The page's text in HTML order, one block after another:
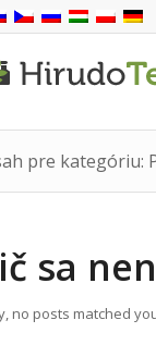
pre kategóriu:
sa
no posts matched